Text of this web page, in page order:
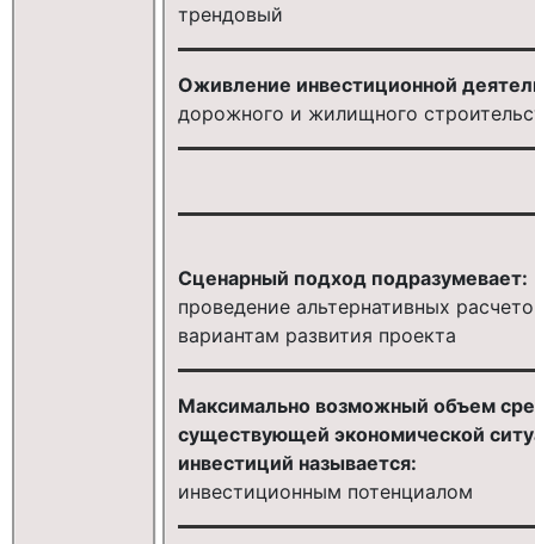
трендовый
Оживление инвестиционной
дорожного и жилищного
Сценарный подход подразумевает:
проведение альтернативных
вариантам развития проекта
Максимально возможный объем
существующей экономической
инвестиций называется:
инвестиционным потенциалом